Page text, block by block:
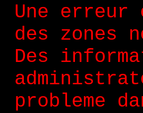
Une
des zones
Des
probleme